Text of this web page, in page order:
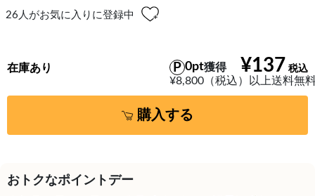
26 人がお気に入りに登録中
¥137
0pt獲得
¥8,800（税込）以上送料無
在庫あり
購入する
おトクなポイントデー